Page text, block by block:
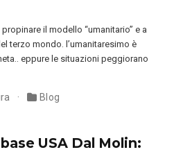
il modello “umanitario” e a
terzo mondo. l’umanitaresimo è
eppure le situazioni peggiorano
Blog
USA Dal Molin: